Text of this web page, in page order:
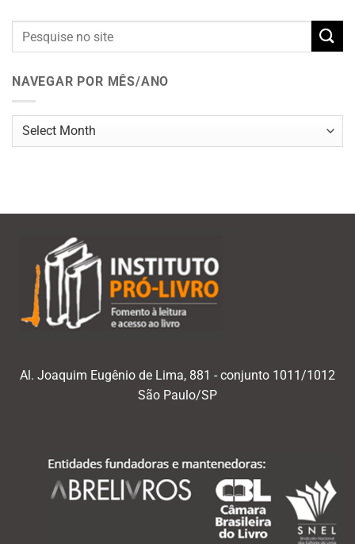
NAVEGAR POR MÊS/ANO
Navegar
Al. Joaquim Eugênio de Lima, 881 - conjunto 1011/1012
São Paulo/SP